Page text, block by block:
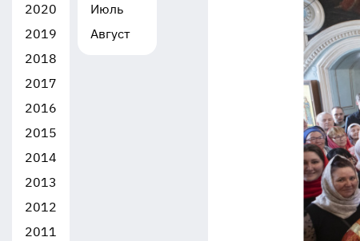
2020
2019
2018
2017
2016
2015
2014
2013
2012
2011
Июль
Август